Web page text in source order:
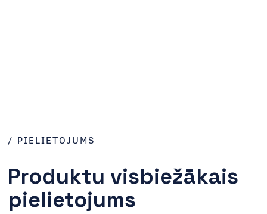
/ PIELIETOJUMS
Produktu visbiežākais
pielietojums